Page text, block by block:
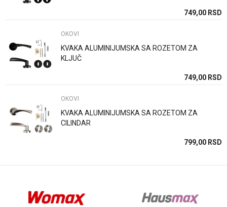
Anti-spam zaštita - izračunajte koliko je 4 + 1 :
POŠALJI
749,00 RSD
OKOVI
KVAKA ALUMINIJUMSKA SA ROZETOM ZA
KLJUČ
749,00 RSD
OKOVI
KVAKA ALUMINIJUMSKA SA ROZETOM ZA
CILINDAR
799,00 RSD